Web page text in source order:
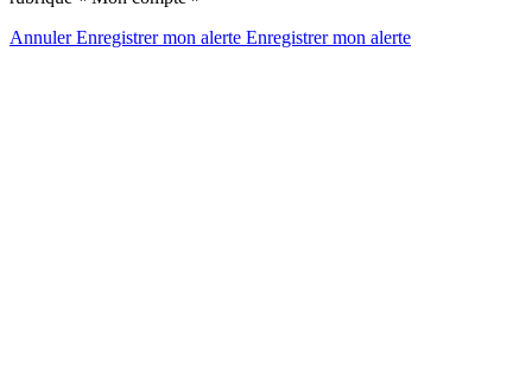
AnnulerEnregistrer mon alerte Enregistrermon alerte